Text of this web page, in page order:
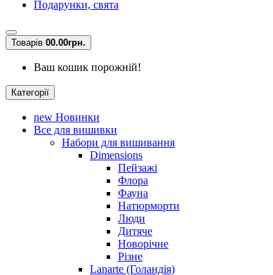
Подарунки, свята
Товарів 00.00грн.
Ваш кошик порожній!
Категорії
new Новинки
Все для вишивки
Набори для вишивання
Dimensions
Пейзажі
Флора
Фауна
Натюрморти
Люди
Дитяче
Новорічне
Різне
Lanarte (Голандія)